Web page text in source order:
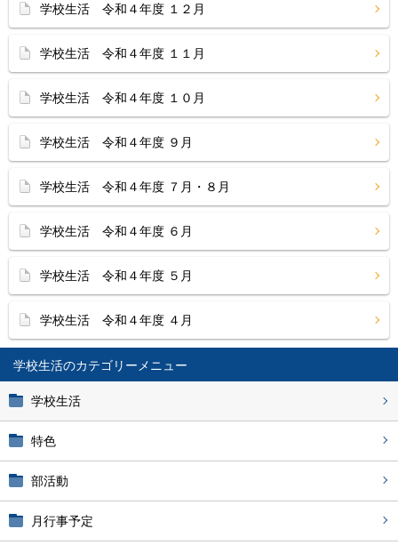
学校生活
学校生活
特色
部活動
月行事予定
学校生活 令和４年度 １２月
学校生活 令和４年度 １１月
学校生活 令和４年度 １０月
学校生活 令和４年度 ９月
学校生活 令和４年度 ７月・８月
学校生活 令和４年度 ６月
学校生活 令和４年度 ５月
学校生活 令和４年度 ４月